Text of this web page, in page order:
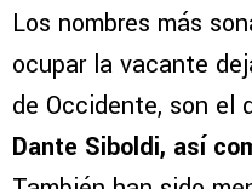
Los nombres más
ocupar la vacante
de Occidente, son el
Dante Siboldi, así